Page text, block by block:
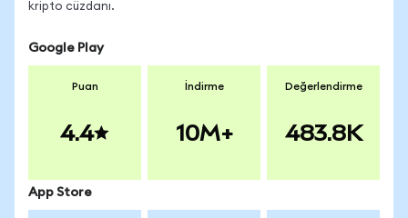
kripto cüzdanı.
Google Play
Puan
4.4
İndirme
10M+
Değerlendirme
483.8K
App Store